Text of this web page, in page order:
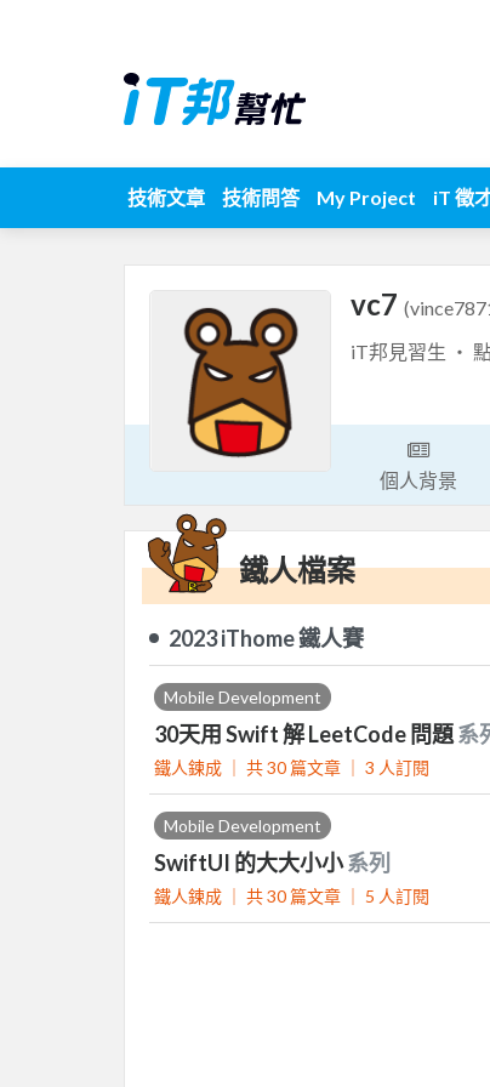
技術文章 技術問答 My Project iT 徵
vc7
iT邦見習生 ‧
個人背景
鐵人檔案
2023 iThome 鐵人賽
Mobile Development
30天用 Swift 解 LeetCode 問題系
鐵人鍊成 ｜ 共 30 篇文章 ｜ 3 人訂閱
Mobile Development
SwiftUI 的大大小小系列
鐵人鍊成 ｜ 共 30 篇文章 ｜ 5 人訂閱